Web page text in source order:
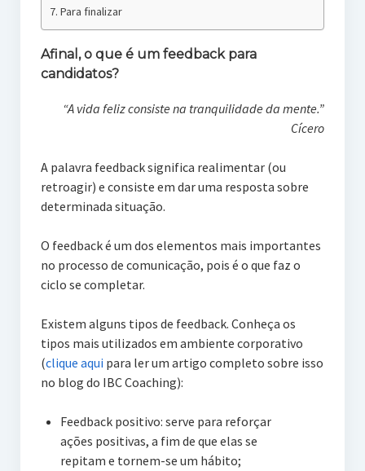
Para finalizar
Afinal, o que é um feedback para
candidatos?
“A vida feliz consiste na tranquilidade da mente.”
Cícero
A palavra feedback significa realimentar (ou
retroagir) e consiste em dar uma resposta sobre
determinada situação.
O feedback é um dos elementos mais importantes
no processo de comunicação, pois é o que faz o
ciclo se completar.
Existem alguns tipos de feedback. Conheça os
tipos mais utilizados em ambiente corporativo
(clique aqui para ler um artigo completo sobre isso
no blog do IBC Coaching):
Feedback positivo: serve para reforçar
ações positivas, a fim de que elas se
repitam e tornem-se um hábito;